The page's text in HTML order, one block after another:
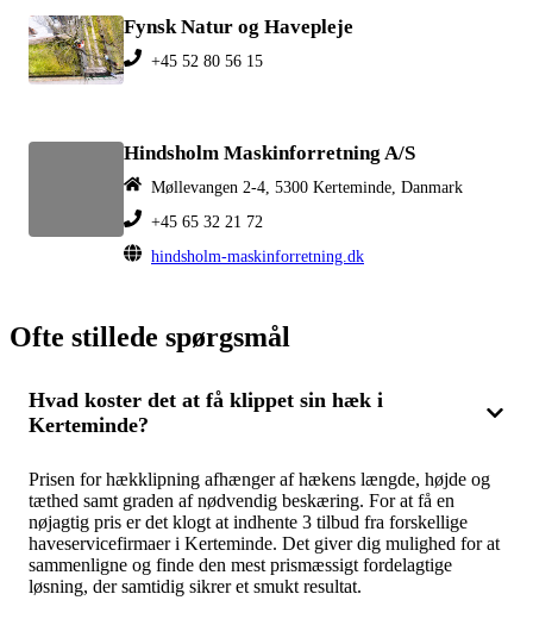
Fynsk Natur og Havepleje
+45 52 80 56 15
Hindsholm Maskinforretning A/S
Møllevangen 2-4, 5300 Kerteminde, Danmark
+45 65 32 21 72
hindsholm-maskinforretning.dk
Ofte stillede spørgsmål
Hvad koster det at få klippet sin hæk i
Kerteminde?
Prisen for hækklipning afhænger af hækens længde, højde og
tæthed samt graden af nødvendig beskæring. For at få en
nøjagtig pris er det klogt at indhente 3 tilbud fra forskellige
haveservicefirmaer i Kerteminde. Det giver dig mulighed for at
sammenligne og finde den mest prismæssigt fordelagtige
løsning, der samtidig sikrer et smukt resultat.